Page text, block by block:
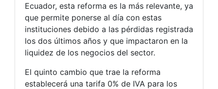
Ecuador, esta reforma es la más relevante, ya
que permite ponerse al día con estas
instituciones debido a las pérdidas registrada
los dos últimos años y que impactaron en la
liquidez de los negocios del sector.
El quinto cambio que trae la reforma
establecerá una tarifa 0% de IVA para los